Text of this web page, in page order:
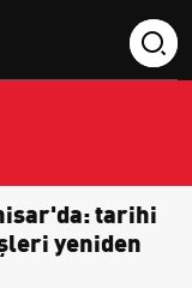
tarihi
yeniden